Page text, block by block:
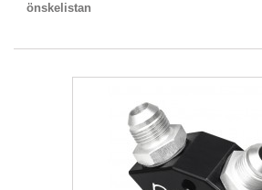
önskelistan